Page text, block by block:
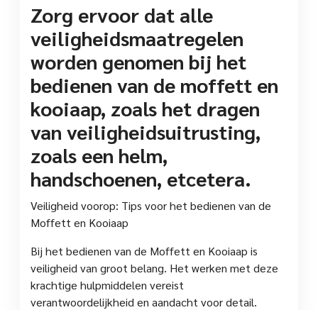
Zorg ervoor dat alle
veiligheidsmaatregelen
worden genomen bij het
bedienen van de moffett en
kooiaap, zoals het dragen
van veiligheidsuitrusting,
zoals een helm,
handschoenen, etcetera.
Veiligheid voorop: Tips voor het bedienen van de
Moffett en Kooiaap
Bij het bedienen van de Moffett en Kooiaap is
veiligheid van groot belang. Het werken met deze
krachtige hulpmiddelen vereist
verantwoordelijkheid en aandacht voor detail.